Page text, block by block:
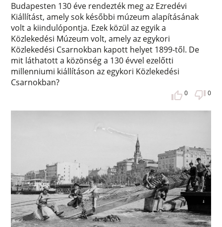
Budapesten 130 éve rendezték meg az Ezredévi
Kiállítást, amely sok későbbi múzeum alapításának
volt a kiindulópontja. Ezek közül az egyik a
Közlekedési Múzeum volt, amely az egykori
Közlekedési Csarnokban kapott helyet 1899-től. De
mit láthatott a közönség a 130 évvel ezelőtti
millenniumi kiállításon az egykori Közlekedési
Csarnokban?
0 0